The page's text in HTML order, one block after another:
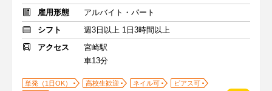
雇用形態
アルバイト・パート
シフト
週3日以上 1日3時間以上
アクセス
宮崎駅
車13分
単発（1日OK） 高校生歓迎 ネイル可
ピアス可